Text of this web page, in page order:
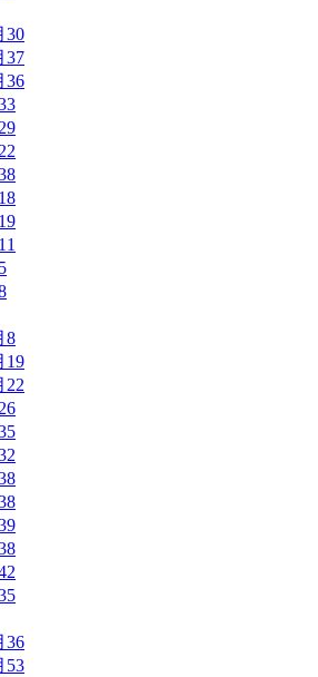
30
37
36
29
22
18
19
11
5
8
19
22
26
36
53